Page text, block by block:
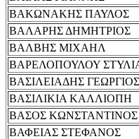
ΒΑΚΩΝΑΚΗΣ ΠΑΥΛΟΣ
ΒΑΛΑΡΗΣ ΔΗΜΗΤΡΙΟΣ
ΒΑΛΒΗΣ ΜΙΧΑΗΛ
ΒΑΡΕΛΟΠΟΥΛΟΥ
ΒΑΣΙΛΕΙΑΔΗΣ ΓΕΩΡΓΙΟΣ
ΒΑΣΙΛΙΚΙΑ ΚΑΛΛΙΟΠΗ
ΒΑΣΟΣ ΚΩΝΣΤΑΝΤΙΝΟΣ
ΒΑΦΕΙΑΣ ΣΤΕΦΑΝΟΣ